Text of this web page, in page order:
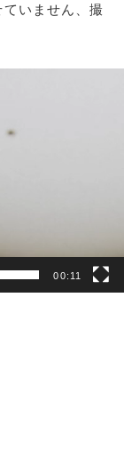
いません、撮
00:11